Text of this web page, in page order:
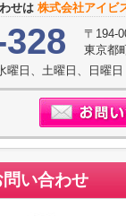
せは 株式会社アイビ
〒194-
東京都
日、土曜日、日曜日
い合わせ